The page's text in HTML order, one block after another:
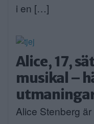
i en […]
Alice, 17,
musikal –
Alice Stenberg